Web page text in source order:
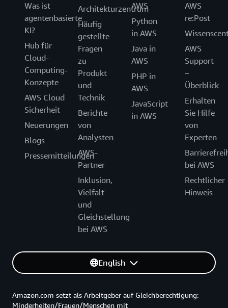
Was ist
agentenbasierte
KI?
Hub für
Cloud-
Computing-
Konzepte
AWS Cloud
Sicherheit
Neuerungen
Blogs
Pressemitteilungen
Architekturzentrum
Häufig
gestellte
Fragen
zu
Produkt
und
Technik
Berichte
von
Analysten
AWS-
Partner
Inklusion,
Vielfalt
und
Gleichstellung
bei AWS
AWS
Python
in AWS
Java in
AWS
PHP in
AWS
JavaScript
in AWS
AWS
re:Post
AWS
Support
–
Überblick
Erhalten
Sie Hilfe
von
Experten
bei AWS
Rechtlicher
Hinweis
English
Amazon.com setzt als Arbeitgeber auf Gleichberechtigung:
Minderheiten/Frauen/Menschen mit